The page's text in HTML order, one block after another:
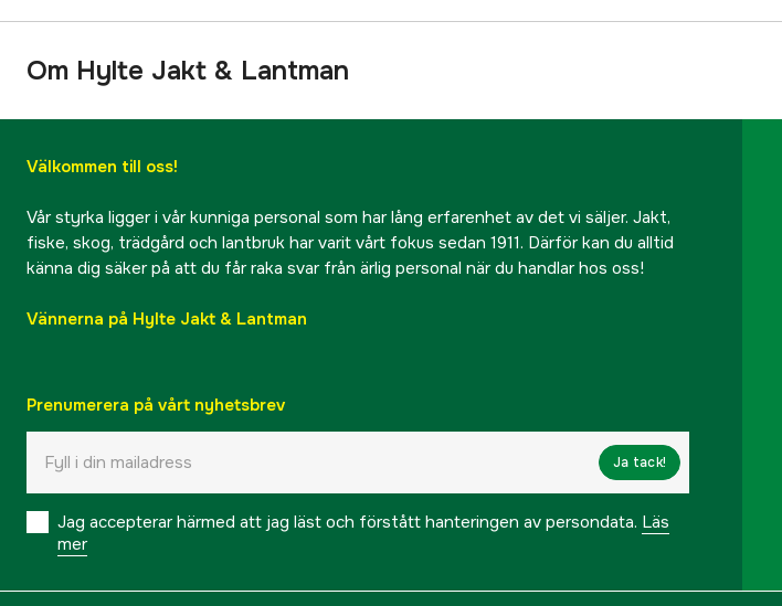
Om Hylte Jakt & Lantman
Välkommen till oss!
Vår styrka ligger i vår kunniga personal som har lång erfarenhet av det vi säljer. Jakt,
fiske, skog, trädgård och lantbruk har varit vårt fokus sedan 1911. Därför kan du alltid
känna dig säker på att du får raka svar från ärlig personal när du handlar hos oss!
Vännerna på Hylte Jakt & Lantman
Prenumerera på vårt nyhetsbrev
Ja tack!
Jag accepterar härmed att jag läst och förstått hanteringen av persondata. Läs
mer